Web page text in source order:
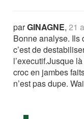
parGINAGNE,21
Bonne analyse. Ils
c’est de
l’executif.Jusque
croc en jambes
n’est pas dupe.